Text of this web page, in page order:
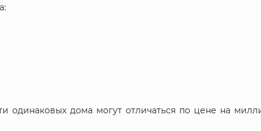
одинаковых дома могут отличаться по цене на